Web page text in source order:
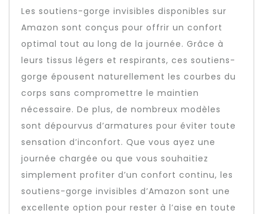
Les soutiens-gorge invisibles disponibles sur
Amazon sont conçus pour offrir un confort
optimal tout au long de la journée. Grâce à
leurs tissus légers et respirants, ces soutiens-
gorge épousent naturellement les courbes du
corps sans compromettre le maintien
nécessaire. De plus, de nombreux modèles
sont dépourvus d’armatures pour éviter toute
sensation d’inconfort. Que vous ayez une
journée chargée ou que vous souhaitiez
simplement profiter d’un confort continu, les
soutiens-gorge invisibles d’Amazon sont une
excellente option pour rester à l’aise en toute